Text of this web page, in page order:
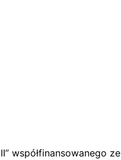
współfinansowanego ze